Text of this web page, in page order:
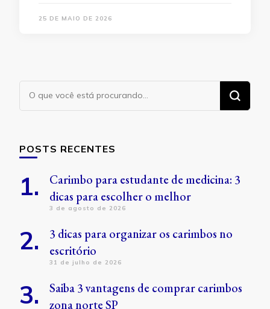
25 DE MAIO DE 2026
Procurando
algo?
POSTS RECENTES
Carimbo para estudante de medicina: 3
dicas para escolher o melhor
3 de agosto de 2026
3 dicas para organizar os carimbos no
escritório
31 de julho de 2026
Saiba 3 vantagens de comprar carimbos
zona norte SP